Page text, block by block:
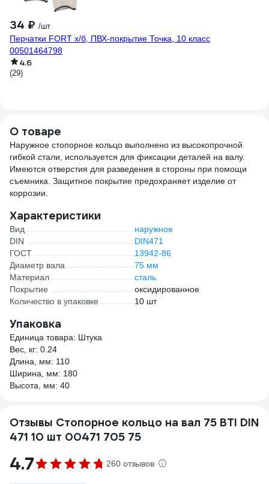
34 ₽ /шт
Перчатки FORT х/б, ПВХ-покрытие Точка, 10 класс
00501464798
4.6
(29)
О товаре
Наружное стопорное кольцо выполнено из высокопрочной
гибкой стали, используется для фиксации деталей на валу.
Имеются отверстия для разведения в стороны при помощи
съемника. Защитное покрытие предохраняет изделие от
коррозии.
Характеристики
Вид
наружное
DIN
DIN471
ГОСТ
13942-86
Диаметр вала
75 мм
Материал
сталь
Покрытие
оксидированное
Количество в упаковке
10 шт
Упаковка
Единица товара: Штука
Вес, кг: 0.24
Длина, мм: 110
Ширина, мм: 180
Высота, мм: 40
Отзывы Стопорное кольцо на вал 75 BTI DIN
471 10 шт 00471 705 75
4.7 260 отзывов